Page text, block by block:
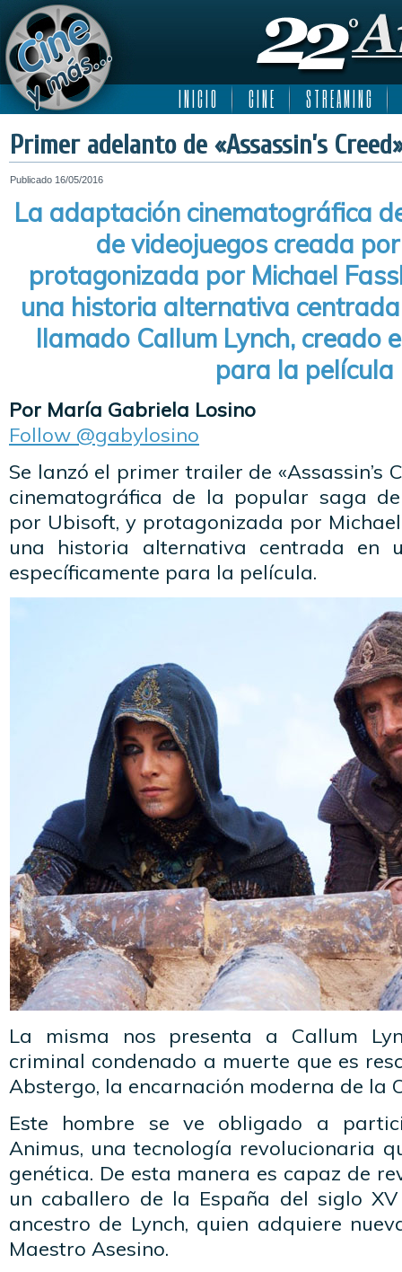
I N I C I O C I N E S T R E A M I N G
Primer adelanto de «Assassin’s
Publicado 16/05/2016
La adaptación cinematográfica
de videojuegos creada
protagonizada por Michael
una historia alternativa
llamado Callum Lynch, creado
para la película
Por María Gabriela Losino
Follow @gabylosino
Se lanzó el primer trailer de «Assassin’s
cinematográfica de la popular saga
por Ubisoft, y protagonizada por
una historia alternativa centrada en
específicamente para la película.
La misma nos presenta a Callum
criminal condenado a muerte que es
Abstergo, la encarnación moderna de la
Este hombre se ve obligado a
Animus, una tecnología revolucionaria
genética. De esta manera es capaz de
un caballero de la España del siglo
ancestro de Lynch, quien adquiere
Maestro Asesino.